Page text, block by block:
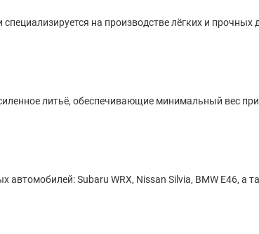
на производстве лёгких и прочных
литьё, обеспечивающие минимальный вес
автомобилей: Subaru WRX, Nissan Silvia, BMW E46, а